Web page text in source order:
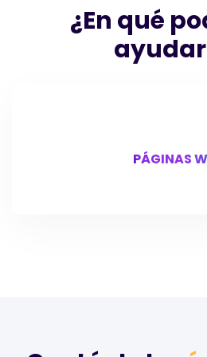
¿En qué
PÁGINAS